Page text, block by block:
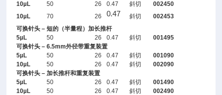
10µL
50 26 0.47 斜切
002450
10µL
70 26 0.47 斜切
002453
可换针头 – 短的（半量程）加长推杆
5µL
50 26 0.47 斜切
001495
可换针头 – 6.5mm外径带重复装置
5µL
50 26 0.47 斜切
001090
10µL
50 26 0.47 斜切
002090
可换针头 – 加长推杆和重复装置
5µL
50 26 0.47 斜切
001490
10µL
50 26 0.47 斜切
002490